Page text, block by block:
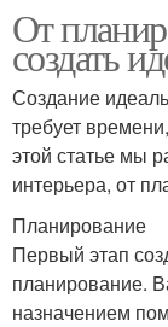
От
создать
Создание
требует
этой статье мы
интерьера, от
Планирование
Первый этап
планирование.
назначением